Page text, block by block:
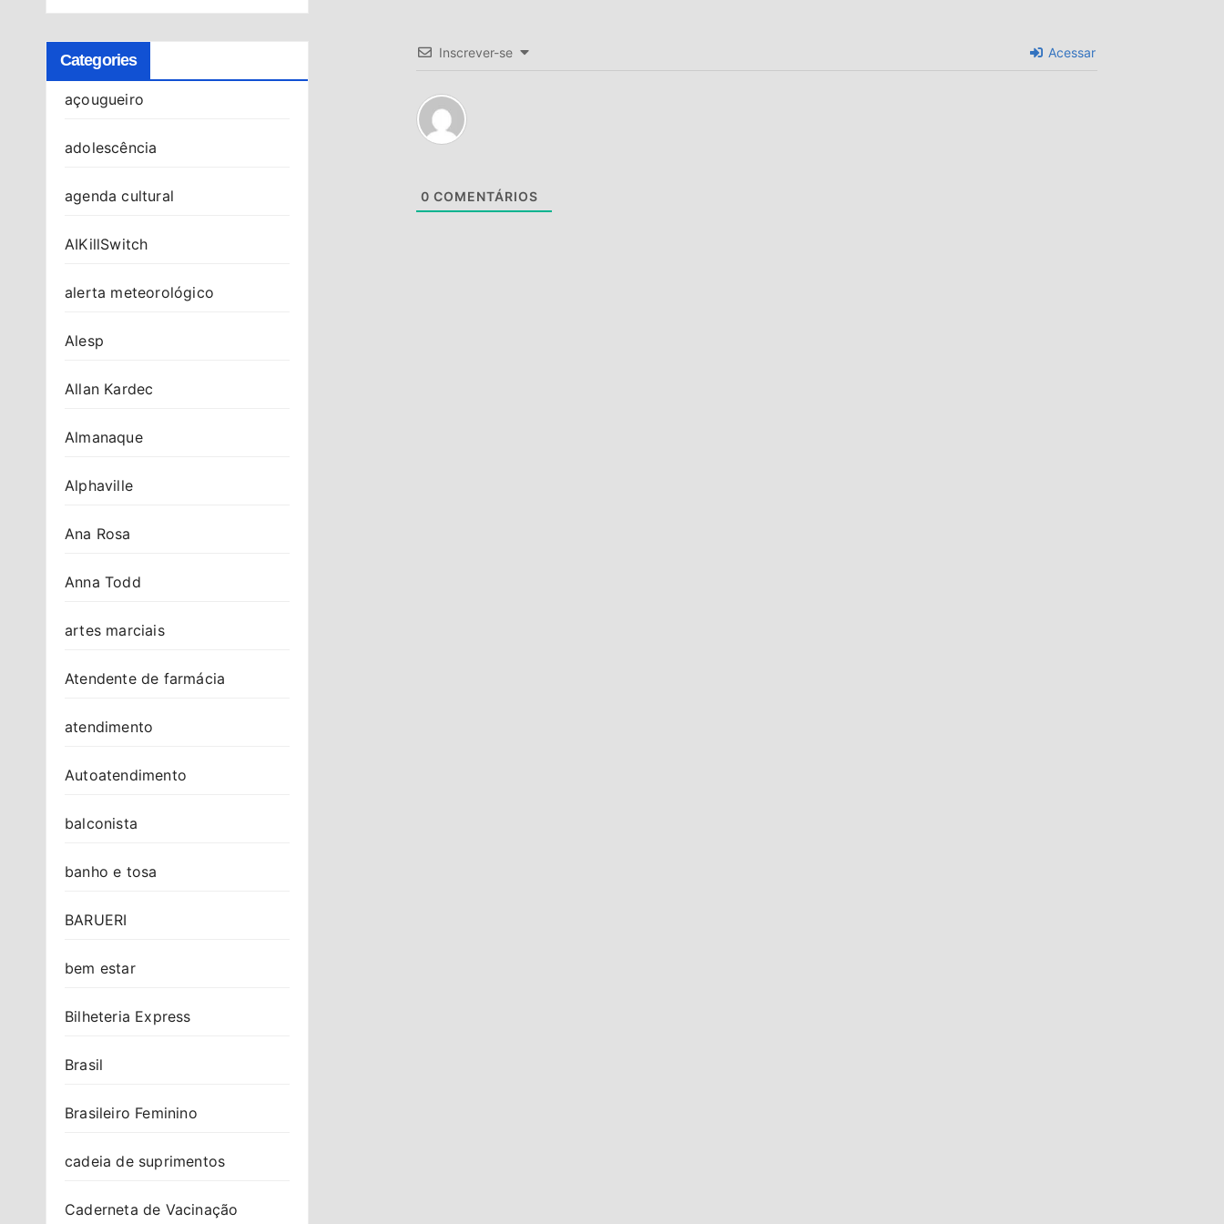
Categories
açougueiro
adolescência
agenda cultural
AIKillSwitch
alerta meteorológico
Alesp
Allan Kardec
Almanaque
Alphaville
Ana Rosa
Anna Todd
artes marciais
Atendente de farmácia
atendimento
Autoatendimento
balconista
banho e tosa
BARUERI
bem estar
Bilheteria Express
Brasil
Brasileiro Feminino
cadeia de suprimentos
Caderneta de Vacinação
Inscrever-se Acessar
0 COMENTÁRIOS